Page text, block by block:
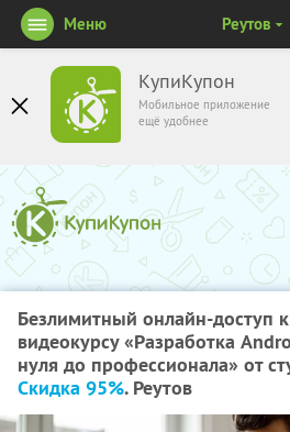
КупиКупон
Мобильное приложение
ещё удобнее
Меню Реутов
Безлимитный онлайн-доступ
видеокурсу «Разработка
нуля до профессионала» от
Скидка 95%. Реутов